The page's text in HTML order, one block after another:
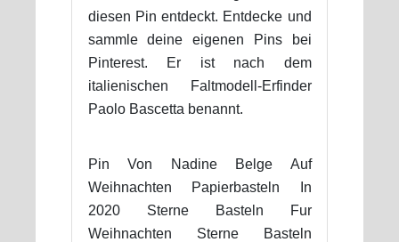
diesen Pin entdeckt. Entdecke und
sammle deine eigenen Pins bei
Pinterest. Er ist nach dem
italienischen Faltmodell-Erfinder
Paolo Bascetta benannt.
Pin Von Nadine Belge Auf
Weihnachten Papierbasteln In
2020 Sterne Basteln Fur
Weihnachten Sterne Basteln